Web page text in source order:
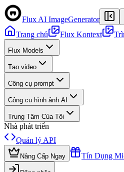
Flux AI ImageGenerator
Trang chủ
Flux Kontext
Flux Models
Tạo video
Công cụ prompt
Công cụ hình ảnh AI
Trung Tâm Của Tôi
Nhà phát triển
Quản lý API
Nâng Cấp Ngay Tín Dụng